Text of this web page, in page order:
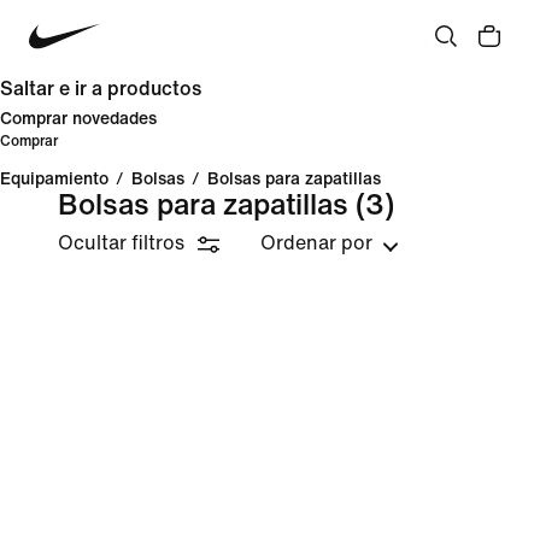
Saltar e ir a productos
Comprar novedades
Comprar
Equipamiento / Bolsas / Bolsas para zapatillas
Bolsas para zapatillas (3)
Ocultar filtros Ordenar por